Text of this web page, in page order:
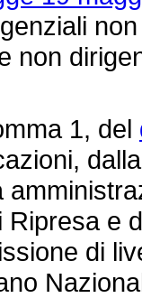
non
1, del
Ripresa e
di